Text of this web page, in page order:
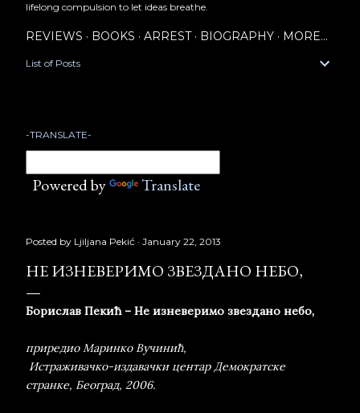
lifelong compulsion to let ideas breathe.
REVIEWS BOOKS ARREST BIOGRAPHY MORE…
List of Posts
-TRANSLATE-
Powered by Translate
Posted by Ljiljana Pekić January 22, 2013
НЕ ИЗНЕВЕРИМО ЗВЕЗДАНО НЕБО,
Борислав Пекић – Не изневеримо звездано небо,
приредио Маринко Вучинић,
Истраживачко-издавачки центар Демократске
странке, Београд, 2006.